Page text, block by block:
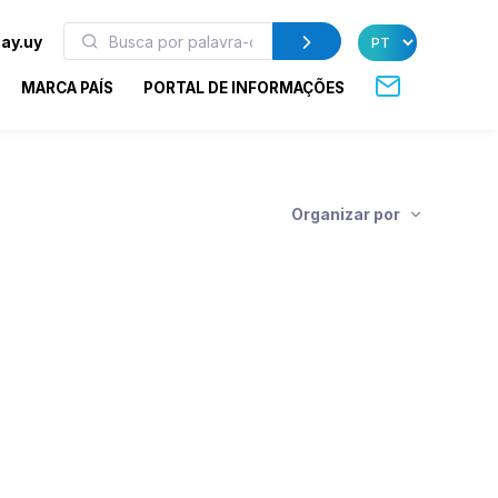
MARCA PAÍS PORTAL DE INFORMAÇÕES
Organizar por